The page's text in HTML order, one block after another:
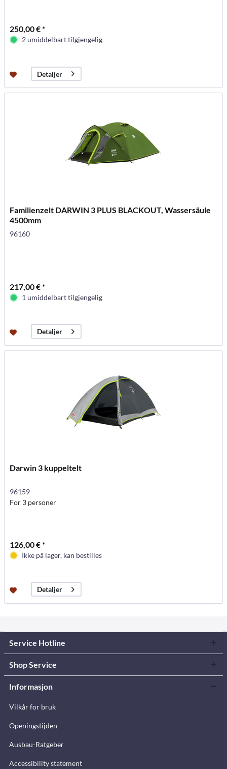
250,00 € *
2 umiddelbart tilgjengelig
Detaljer
Familienzelt DARWIN 3 PLUS BLACKOUT, Wassersäule
4500mm
96160
217,00 € *
1 umiddelbart tilgjengelig
Detaljer
Darwin 3 kuppeltelt
96159
For 3 personer
126,00 € *
Ikke på lager, kan bestilles
Detaljer
Service Hotline
Shop Service
Informasjon
Vilkår for bruk
Openingstijden
Ausbau-Ratgeber
Accessibility statement